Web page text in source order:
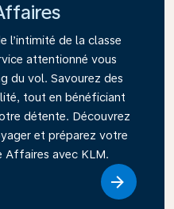
de la classe
attentionné vous
du vol. Savourez des
tout en bénéficiant
détente. Découvrez
et préparez votre
Affaires avec KLM.